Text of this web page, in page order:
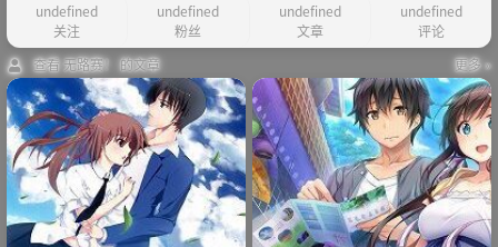
undefined
关注
undefined
粉丝
undefined
文章
undefined
评论
查看 无路赛！ 的文章
更多 »